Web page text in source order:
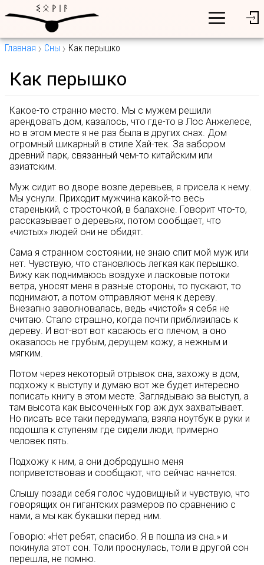
Главная Сны Как перышко
Как перышко
Какое-то странно место. Мы с мужем решили
арендовать дом, казалось, что где-то в Лос Анжелесе,
но в этом месте я не раз была в других снах. Дом
огромный шикарный в стиле Хай-тек. За забором
древний парк, связанный чем-то китайским или
азиатским.
Муж сидит во дворе возле деревьев, я присела к нему.
Мы уснули. Приходит мужчина какой-то весь
старенький, с тросточкой, в балахоне. Говорит что-то,
рассказывает о деревьях, потом сообщает, что
«чистых» людей они не обидят.
Сама я странном состоянии, не знаю спит мой муж или
нет. Чувствую, что становлюсь легкая как перышко.
Вижу как поднимаюсь воздухе и ласковые потоки
ветра, уносят меня в разные стороны, то пускают, то
поднимают, а потом отправляют меня к дереву.
Внезапно заволновалась, ведь «чистой» я себя не
считаю. Стало страшно, когда почти приблизилась к
дереву. И вот-вот вот касаюсь его плечом, а оно
оказалось не грубым, дерущем кожу, а нежным и
мягким.
Потом через некоторый отрывок сна, захожу в дом,
подхожу к выступу и думаю вот же будет интересно
пописать книгу в этом месте. Заглядываю за выступ, а
там высота как высоченных гор аж дух захватывает.
Но писать все таки передумала, взяла ноутбук в руки и
подошла к ступеням где сидели люди, примерно
человек пять.
Подхожу к ним, а они добродушно меня
поприветствовав и сообщают, что сейчас начнется.
Слышу позади себя голос чудовищный и чувствую, что
говорящих он гигантских размеров по сравнению с
нами, а мы как букашки перед ним.
Говорю: «Нет ребят, спасибо. Я в пошла из сна.» и
покинула этот сон. Толи проснулась, толи в другой сон
перешла, не помню.